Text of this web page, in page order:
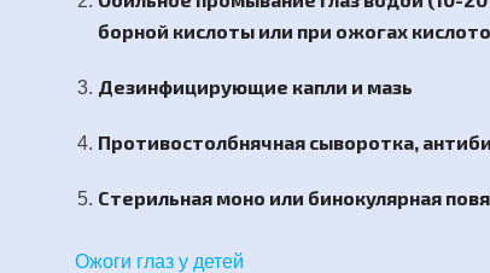
борной кислоты или при ожогах
Дезинфицирующие капли и мазь
Противостолбнячная сыворотка,
Стерильная моно или бинокулярная
Ожоги глаз у детей